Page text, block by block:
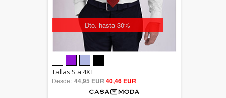
Dto. hasta 30%
out of 5
Tallas S a 4XT
Desde: 44,95 EUR40,46 EUR